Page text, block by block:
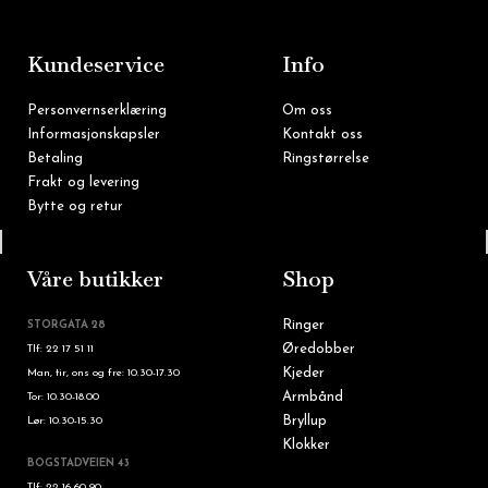
Kundeservice
Personvernserklæring
Informasjonskapsler
Betaling
Frakt og levering
Bytte og retur
Info
Om oss
Kontakt oss
Ringstørrelse
Våre butikker
STORGATA 28
Tlf: 22 17 51 11
Man, tir, ons og fre: 10.30-17.30
Tor: 10.30-18.00
Lør: 10.30-15.30
BOGSTADVEIEN 43
Shop
Ringer
Øredobber
Kjeder
Armbånd
Bryllup
Klokker